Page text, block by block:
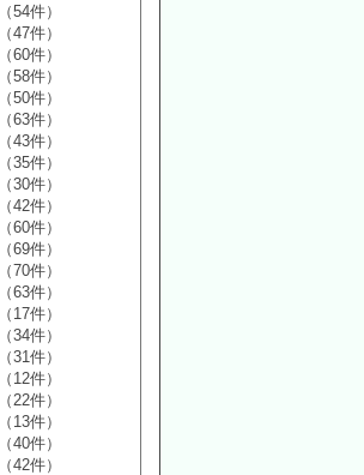
（54件）
（47件）
（60件）
（58件）
（50件）
（63件）
（43件）
（35件）
（30件）
（42件）
（60件）
（69件）
（70件）
（63件）
（17件）
（34件）
（31件）
（12件）
（22件）
（13件）
（40件）
（42件）